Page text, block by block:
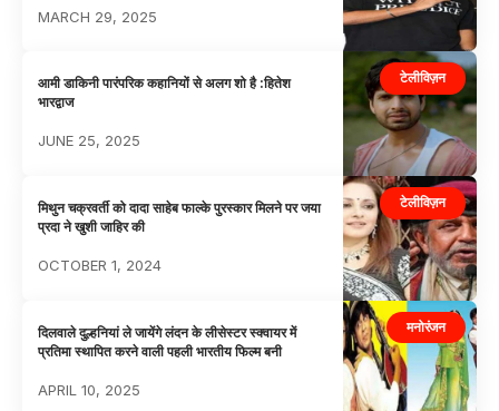
MARCH 29, 2025
टेलीविज़न
आमी डाकिनी पारंपरिक कहानियों से अलग शो है :हितेश
भारद्वाज
JUNE 25, 2025
टेलीविज़न
मिथुन चक्रवर्ती को दादा साहेब फाल्के पुरस्कार मिलने पर जया
प्रदा ने खुशी जाहिर की
OCTOBER 1, 2024
मनोरंजन
दिलवाले दुल्हनियां ले जायेंगे लंदन के लीसेस्टर स्क्वायर में
प्रतिमा स्थापित करने वाली पहली भारतीय फिल्म बनी
APRIL 10, 2025